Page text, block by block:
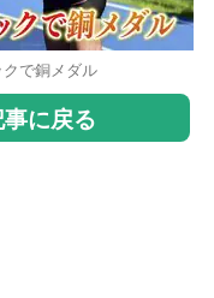
で銅メダル
に戻る